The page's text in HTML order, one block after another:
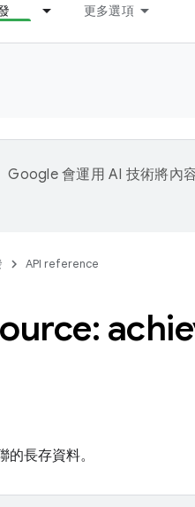
更多選項
Google 會運用 AI 技術將內
API reference
長存資料。